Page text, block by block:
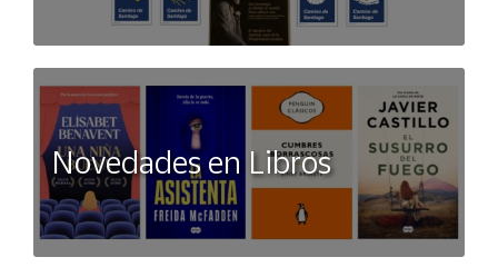
Novedades en Libros